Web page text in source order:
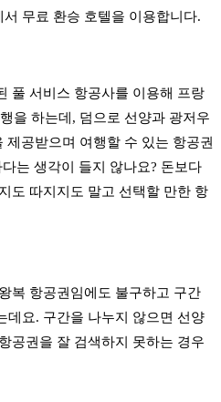
무료 환승 호텔을 이용합니다.
풀 서비스 항공사를 이용해 프랑
을 하는데, 덤으로 선양과 광저우
공받으며 여행할 수 있는 항공권
는 생각이 들지 않나요? 돈보다
도 따지지도 말고 선택할 만한 항
복 항공권임에도 불구하고 구간
데요. 구간을 나누지 않으면 선양
공권을 잘 검색하지 못하는 경우